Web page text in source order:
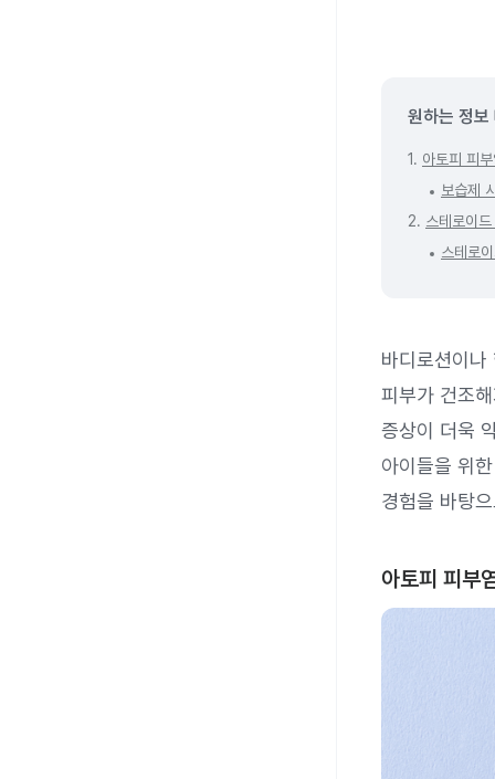
원하는 정보
1. 아토피 피
보습제
2. 스테로이
스테로
바디로션이
피부가 건조
증상이 더욱
아이들을 위
경험을 바탕
아토피 피부